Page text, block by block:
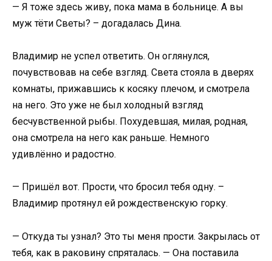
— Я тоже здесь живу, пока мама в больнице. А вы
муж тёти Светы? – догадалась Дина.
Владимир не успел ответить. Он оглянулся,
почувствовав на себе взгляд. Света стояла в дверях
комнаты, прижавшись к косяку плечом, и смотрела
на него. Это уже не был холодный взгляд
бесчувственной рыбы. Похудевшая, милая, родная,
она смотрела на него как раньше. Немного
удивлённо и радостно.
— Пришёл вот. Прости, что бросил тебя одну. –
Владимир протянул ей рождественскую горку.
— Откуда ты узнал? Это ты меня прости. Закрылась от
тебя, как в раковину спряталась. — Она поставила